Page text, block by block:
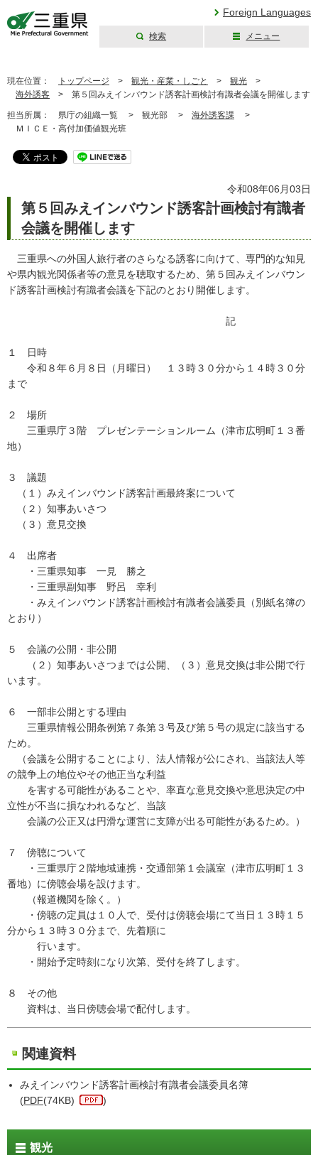
Foreign Languages
検索 メニュー
現在位置： トップページ > 観光・産業・しごと > 観光 >
海外誘客 > 第５回みえインバウンド誘客計画検討有識者会議を開催します
担当所属： 県庁の組織一覧 > 観光部 > 海外誘客課 >
ＭＩＣＥ・高付加価値観光班
令和08年06月03日
第５回みえインバウンド誘客計画検討有識者
会議を開催します
三重県への外国人旅行者のさらなる誘客に向けて、専門的な知見
や県内観光関係者等の意見を聴取するため、第５回みえインバウン
ド誘客計画検討有識者会議を下記のとおり開催します。
記
１ 日時
令和８年６月８日（月曜日） １３時３０分から１４時３０分
まで
２ 場所
三重県庁３階 プレゼンテーションルーム（津市広明町１３番
地）
３ 議題
（１）みえインバウンド誘客計画最終案について
（２）知事あいさつ
（３）意見交換
４ 出席者
・三重県知事 一見 勝之
・三重県副知事 野呂 幸利
・みえインバウンド誘客計画検討有識者会議委員（別紙名簿の
とおり）
５ 会議の公開・非公開
（２）知事あいさつまでは公開、（３）意見交換は非公開で行
います。
６ 一部非公開とする理由
三重県情報公開条例第７条第３号及び第５号の規定に該当する
ため。
（会議を公開することにより、法人情報が公にされ、当該法人等
の競争上の地位やその他正当な利益
を害する可能性があることや、率直な意見交換や意思決定の中
立性が不当に損なわれるなど、当該
会議の公正又は円滑な運営に支障が出る可能性があるため。）
７ 傍聴について
・三重県庁２階地域連携・交通部第１会議室（津市広明町１３
番地）に傍聴会場を設けます。
（報道機関を除く。）
・傍聴の定員は１０人で、受付は傍聴会場にて当日１３時１５
分から１３時３０分まで、先着順に
行います。
・開始予定時刻になり次第、受付を終了します。
８ その他
資料は、当日傍聴会場で配付します。
関連資料
みえインバウンド誘客計画検討有識者会議委員名簿
(PDF(74KB) )
観光